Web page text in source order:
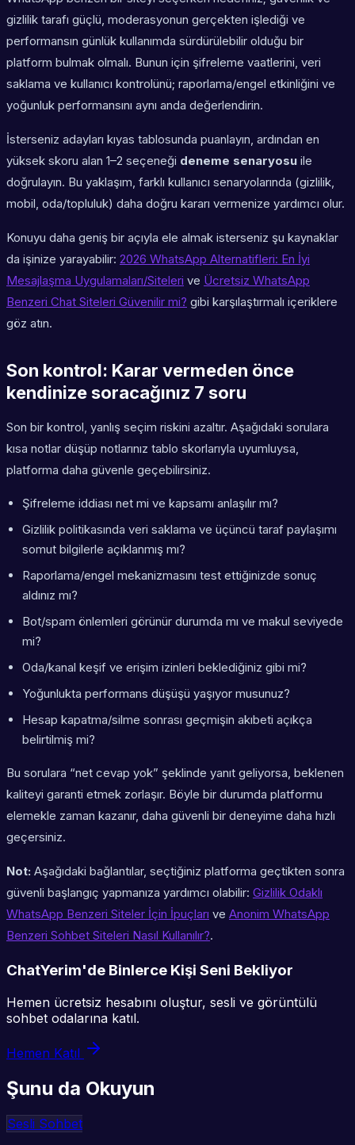
gizlilik tarafı güçlü, moderasyonun gerçekten işlediği ve
performansın günlük kullanımda sürdürülebilir olduğu bir
platform bulmak olmalı. Bunun için şifreleme vaatlerini, veri
saklama ve kullanıcı kontrolünü; raporlama/engel etkinliğini ve
yoğunluk performansını aynı anda değerlendirin.
İsterseniz adayları kıyas tablosunda puanlayın, ardından en
yüksek skoru alan 1–2 seçeneği deneme senaryosu ile
doğrulayın. Bu yaklaşım, farklı kullanıcı senaryolarında (gizlilik,
mobil, oda/topluluk) daha doğru kararı vermenize yardımcı olur.
Konuyu daha geniş bir açıyla ele almak isterseniz şu kaynaklar
da işinize yarayabilir: 2026 WhatsApp Alternatifleri: En İyi
Mesajlaşma Uygulamaları/Siteleri ve Ücretsiz WhatsApp
Benzeri Chat Siteleri Güvenilir mi? gibi karşılaştırmalı içeriklere
göz atın.
Son kontrol: Karar vermeden önce
kendinize soracağınız 7 soru
Son bir kontrol, yanlış seçim riskini azaltır. Aşağıdaki sorulara
kısa notlar düşüp notlarınız tablo skorlarıyla uyumluysa,
platforma daha güvenle geçebilirsiniz.
Şifreleme iddiası net mi ve kapsamı anlaşılır mı?
Gizlilik politikasında veri saklama ve üçüncü taraf paylaşımı
somut bilgilerle açıklanmış mı?
Raporlama/engel mekanizmasını test ettiğinizde sonuç
aldınız mı?
Bot/spam önlemleri görünür durumda mı ve makul seviyede
mi?
Oda/kanal keşif ve erişim izinleri beklediğiniz gibi mi?
Yoğunlukta performans düşüşü yaşıyor musunuz?
Hesap kapatma/silme sonrası geçmişin akıbeti açıkça
belirtilmiş mi?
Bu sorulara “net cevap yok” şeklinde yanıt geliyorsa, beklenen
kaliteyi garanti etmek zorlaşır. Böyle bir durumda platformu
elemekle zaman kazanır, daha güvenli bir deneyime daha hızlı
geçersiniz.
Not: Aşağıdaki bağlantılar, seçtiğiniz platforma geçtikten sonra
güvenli başlangıç yapmanıza yardımcı olabilir: Gizlilik Odaklı
WhatsApp Benzeri Siteler İçin İpuçları ve Anonim WhatsApp
Benzeri Sohbet Siteleri Nasıl Kullanılır?.
ChatYerim'de Binlerce Kişi Seni Bekliyor
Hemen ücretsiz hesabını oluştur, sesli ve görüntülü
sohbet odalarına katıl.
Hemen Katıl
Şunu da Okuyun
Sesli Sohbet